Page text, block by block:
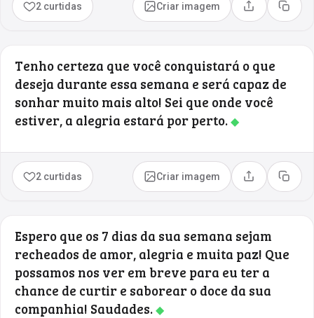
2 curtidas Criar imagem Compartilhar
Copiar
Tenho certeza que você conquistará o que
deseja durante essa semana e será capaz de
sonhar muito mais alto! Sei que onde você
estiver, a alegria estará por perto.◆
2 curtidas Criar imagem Compartilhar
Copiar
Espero que os 7 dias da sua semana sejam
recheados de amor, alegria e muita paz! Que
possamos nos ver em breve para eu ter a
chance de curtir e saborear o doce da sua
companhia! Saudades.◆